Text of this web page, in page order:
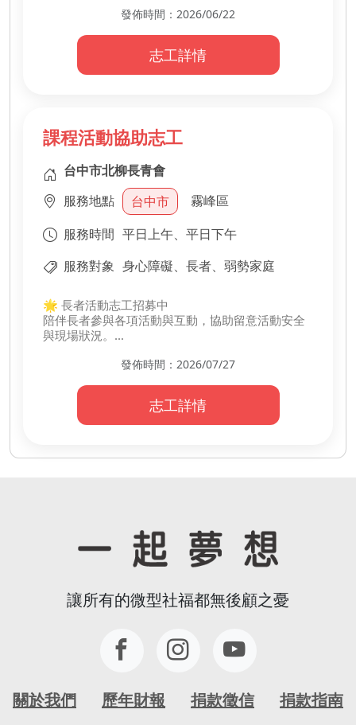
・協助活動互動引導
・留意長者安全狀況
・協助現場秩序維護
發佈時間：2026/06/22
志工詳情
課程活動協助志工
台中市北柳長青會
服務地點
台中市
霧峰區
服務時間 平日上午、平日下午
服務對象 身心障礙、長者、弱勢家庭
🌟 長者活動志工招募中
陪伴長者參與各項活動與互動，協助留意活動安全
與現場狀況。
3.協助長輩如廁 、喝水需求
發佈時間：2026/07/27
志工詳情
讓所有的微型社福都無後顧之憂
關於我們 歷年財報 捐款徵信 捐款指南